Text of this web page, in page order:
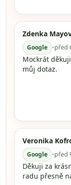
Zdenka
Google •před
Mockrát
můj dotaz.
Veronika
Google •před
Děkuji za
radu přesně